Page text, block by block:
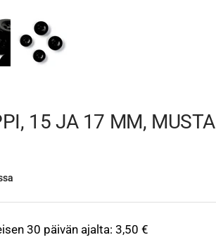
15 JA 17 MM, MUSTA
30 päivän ajalta: 3,50 €